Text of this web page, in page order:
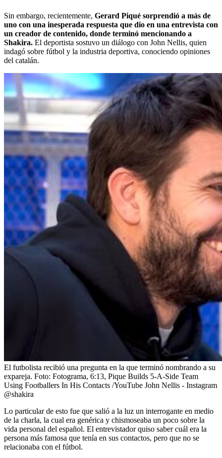
Sin embargo, recientemente, Gerard Piqué sorprendió a más de
uno con una inesperada respuesta que dio en una entrevista con
un creador de contenido, donde terminó mencionando a
Shakira. El deportista sostuvo un diálogo con John Nellis, quien
indagó sobre fútbol y la industria deportiva, conociendo opiniones
del catalán.
El futbolista recibió una pregunta en la que terminó nombrando a su
expareja. Foto: Fotograma, 6:13, Pique Builds 5-A-Side Team
Using Footballers In His Contacts /YouTube John Nellis - Instagram
@shakira
Lo particular de esto fue que salió a la luz un interrogante en medio
de la charla, la cual era genérica y chismoseaba un poco sobre la
vida personal del español. El entrevistador quiso saber cuál era la
persona más famosa que tenía en sus contactos, pero que no se
relacionaba con el fútbol.